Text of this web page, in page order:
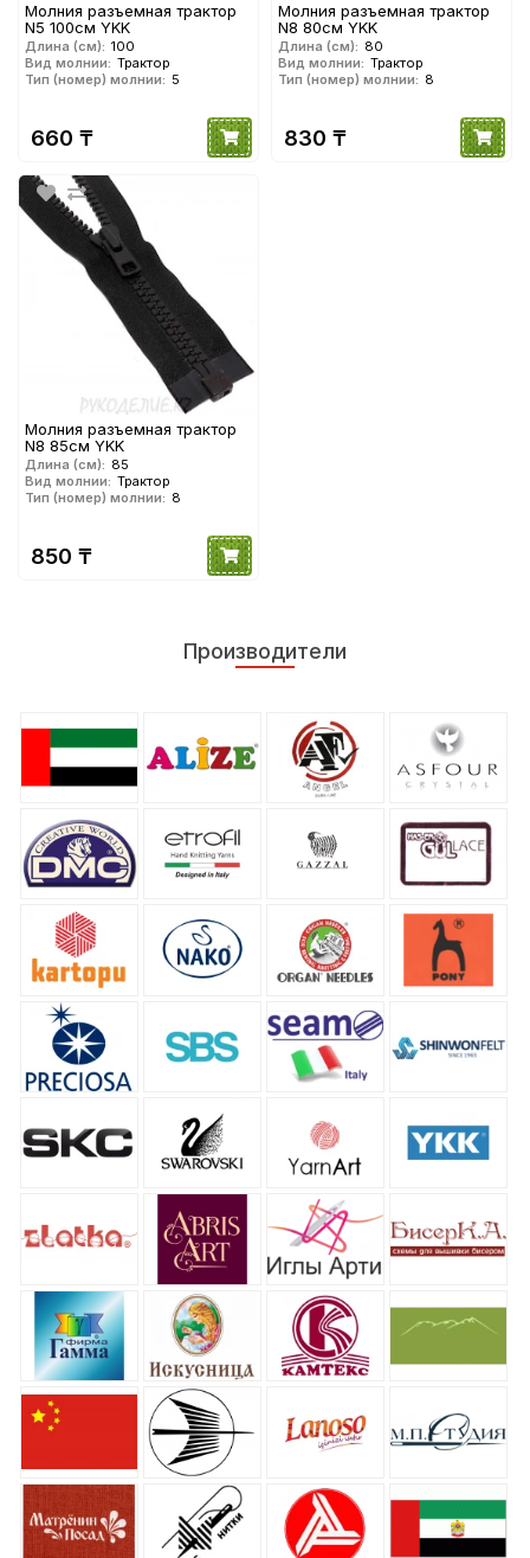
Молния разъемная трактор
N5 100см YKK
Длина (см): 100
Вид молнии: Трактор
Тип (номер) молнии: 5
660 ₸
Молния разъемная трактор
N8 80см YKK
Длина (см): 80
Вид молнии: Трактор
Тип (номер) молнии: 8
830 ₸
Молния разъемная трактор
N8 85см YKK
Длина (см): 85
Вид молнии: Трактор
Тип (номер) молнии: 8
850 ₸
Производители